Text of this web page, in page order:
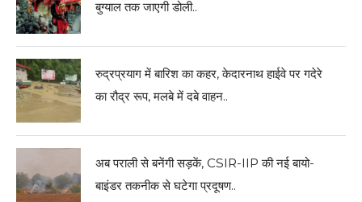
बुग्याल तक जाएगी डोली..
रुद्रप्रयाग में बारिश का कहर, केदारनाथ हाईवे पर गदेरे
का रौद्र रूप, मलबे में दबे वाहन..
अब पराली से बनेंगी सड़कें, CSIR-IIP की नई बायो-
बाइंडर तकनीक से घटेगा प्रदूषण..